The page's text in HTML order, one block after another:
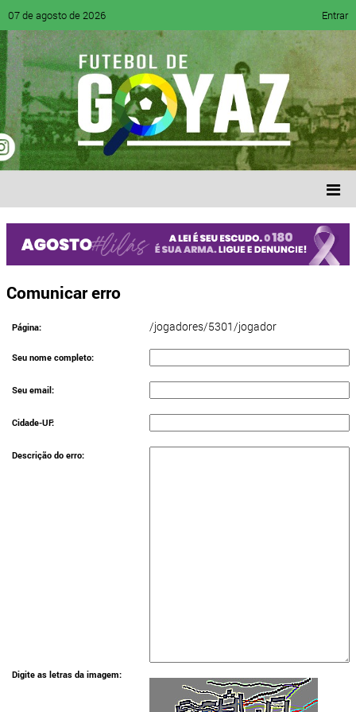
07 de agosto de 2026 Entrar
Comunicar erro
Página: /jogadores/5301/jogador
Seu nome completo:
Seu email:
Cidade-UF:
Descrição do erro:
Digite as letras da imagem: